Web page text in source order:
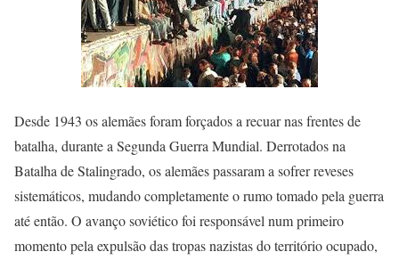
Desde 1943 os alemães foram forçados a recuar nas frentes de
batalha, durante a Segunda Guerra Mundial. Derrotados na
Batalha de Stalingrado, os alemães passaram a sofrer reveses
sistemáticos, mudando completamente o rumo tomado pela guerra
até então. O avanço soviético foi responsável num primeiro
momento pela expulsão das tropas nazistas do território ocupado,